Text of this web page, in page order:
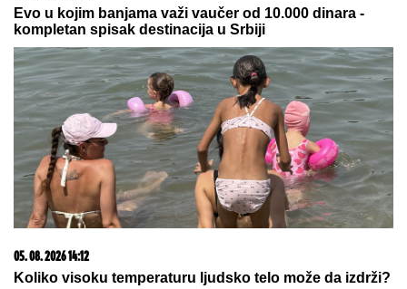
VELIKA RADOST U DOMU: Pevačica se porodila i na
značenje